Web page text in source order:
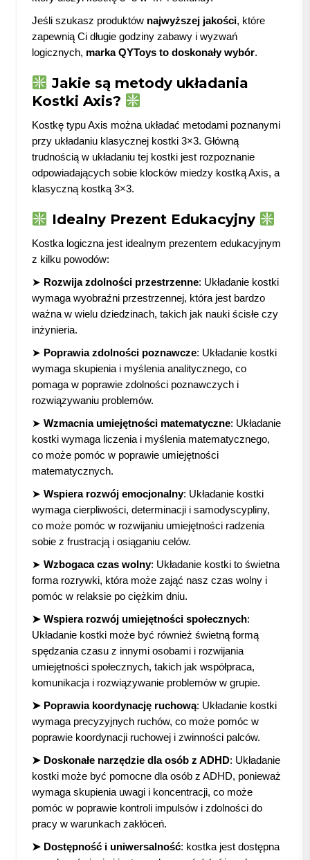
Jeśli szukasz produktów najwyższej jakości, które
zapewnią Ci długie godziny zabawy i wyzwań
logicznych, marka QYToys to doskonały wybór.
Jakie są metody układania
Kostki Axis?
Kostkę typu Axis można układać metodami poznanymi
przy układaniu klasycznej kostki 3×3. Główną
trudnością w układaniu tej kostki jest rozpoznanie
odpowiadających sobie klocków miedzy kostką Axis, a
klasyczną kostką 3×3.
Idealny Prezent Edukacyjny
Kostka logiczna jest idealnym prezentem edukacyjnym
z kilku powodów:
➤ Rozwija zdolności przestrzenne: Układanie kostki
wymaga wyobraźni przestrzennej, która jest bardzo
ważna w wielu dziedzinach, takich jak nauki ścisłe czy
inżynieria.
➤ Poprawia zdolności poznawcze: Układanie kostki
wymaga skupienia i myślenia analitycznego, co
pomaga w poprawie zdolności poznawczych i
rozwiązywaniu problemów.
➤ Wzmacnia umiejętności matematyczne: Układanie
kostki wymaga liczenia i myślenia matematycznego,
co może pomóc w poprawie umiejętności
matematycznych.
➤ Wspiera rozwój emocjonalny: Układanie kostki
wymaga cierpliwości, determinacji i samodyscypliny,
co może pomóc w rozwijaniu umiejętności radzenia
sobie z frustracją i osiąganiu celów.
➤ Wzbogaca czas wolny: Układanie kostki to świetna
forma rozrywki, która może zająć nasz czas wolny i
pomóc w relaksie po ciężkim dniu.
➤ Wspiera rozwój umiejętności społecznych:
Układanie kostki może być również świetną formą
spędzania czasu z innymi osobami i rozwijania
umiejętności społecznych, takich jak współpraca,
komunikacja i rozwiązywanie problemów w grupie.
➤ Poprawia koordynację ruchową: Układanie kostki
wymaga precyzyjnych ruchów, co może pomóc w
poprawie koordynacji ruchowej i zwinności palców.
➤ Doskonałe narzędzie dla osób z ADHD: Układanie
kostki może być pomocne dla osób z ADHD, ponieważ
wymaga skupienia uwagi i koncentracji, co może
pomóc w poprawie kontroli impulsów i zdolności do
pracy w warunkach zakłóceń.
➤ Dostępność i uniwersalność: kostka jest dostępna